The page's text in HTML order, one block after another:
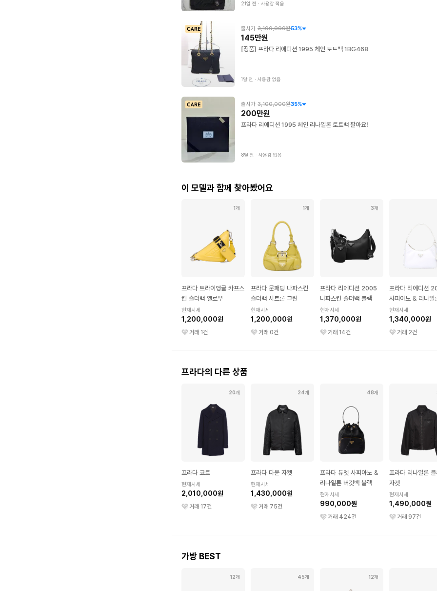
21일 전 ∙ 사용감 적음
출시가 3,100,000원53%
145만원
[정품] 프라다 리에디션 1995 체인 토트백 1BG468
1달 전 ∙ 사용감 없음
출시가 3,100,000원35%
200만원
프라다 리에디션 1995 체인 리나일론 토트백 팔아요!
8달 전 ∙ 사용감 없음
이 모델과 함께 찾아봤어요
1개
프라다 트라이앵글 카프스
킨 숄더백 옐로우
현재시세
1,200,000원
거래 1건
1개
프라다 문패딩 나파스킨
숄더백 시트론 그린
현재시세
1,200,000원
거래 0건
3개
프라다 리에디션 2005
나파스킨 숄더백 블랙
현재시세
1,370,000원
거래 14건
프라다 리에디션
사피아노 & 리나일
백 미니 화이트
현재시세
1,340,000원
거래 2건
프라다의 다른 상품
20개
프라다 코트
현재시세
2,010,000원
거래 17건
24개
프라다 다운 자켓
현재시세
1,430,000원
거래 75건
48개
프라다 듀엣 사피아노 &
리나일론 버킷백 블랙
현재시세
990,000원
거래 424건
프라다 리나일론
자켓
현재시세
1,490,000원
거래 97건
가방 BEST
12개 45개 12개